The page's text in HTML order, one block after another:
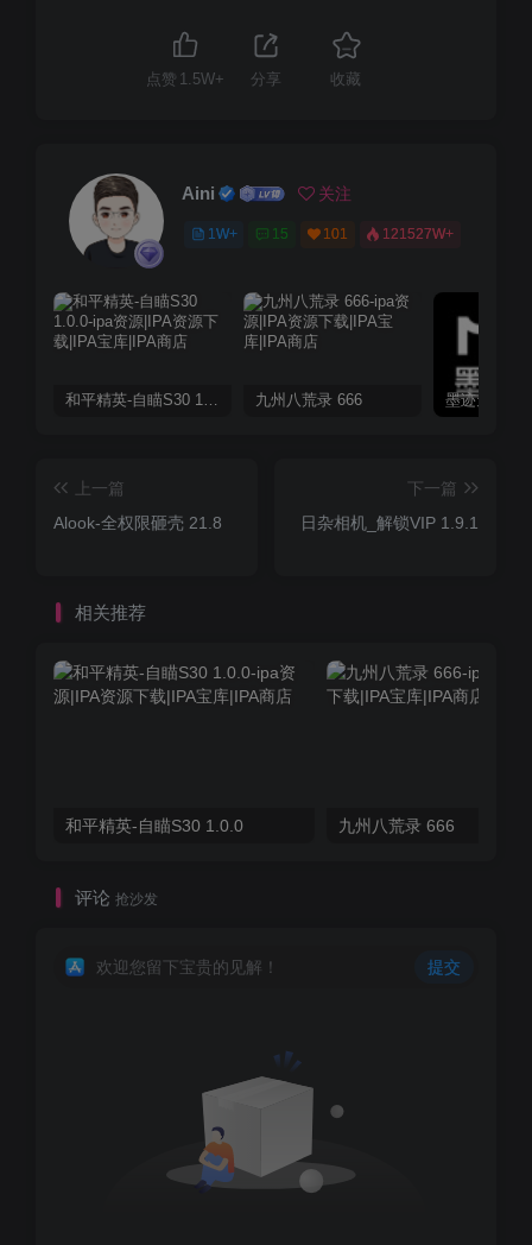
点赞 1.5W+ 分享 收藏
Aini 关注
1W+ 15 101 121527W+
和平精英-自瞄S30 1.0.0 九州八荒录 666
上一篇
Alook-全权限砸壳 21.8
下一篇
日杂相机_解锁VIP 1.9.1
相关推荐
和平精英-自瞄S30 1.0.0 九州八荒录 666
评论 抢沙发
欢迎您留下宝贵的见解！ 提交